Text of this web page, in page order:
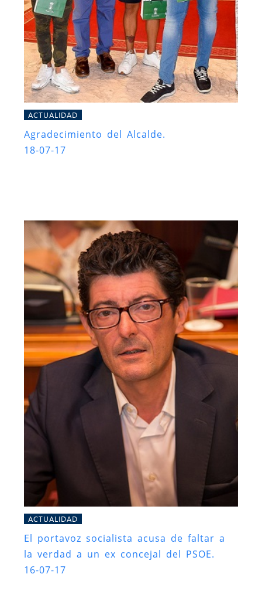
ACTUALIDAD
Agradecimiento del Alcalde.
18-07-17
ACTUALIDAD
El portavoz socialista acusa de faltar a
la verdad a un ex concejal del PSOE.
16-07-17